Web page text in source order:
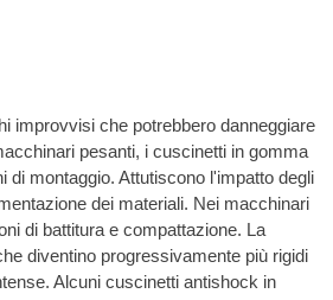
improvvisi che potrebbero danneggiare
pesanti, i cuscinetti in gomma
di montaggio. Attutiscono l'impatto degli
dei materiali. Nei macchinari
di battitura e compattazione. La
diventino progressivamente più rigidi
Alcuni cuscinetti antishock in